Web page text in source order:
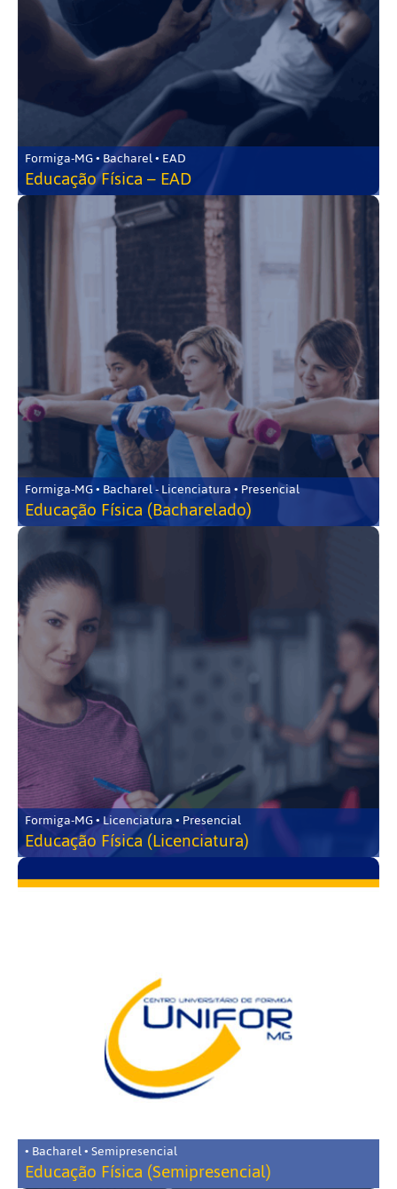
Formiga-MG • Bacharel • EAD
Educação Física – EAD
Formiga-MG • Bacharel - Licenciatura • Presencial
Educação Física (Bacharelado)
Formiga-MG • Licenciatura • Presencial
Educação Física (Licenciatura)
• Bacharel • Semipresencial
Educação Física (Semipresencial)